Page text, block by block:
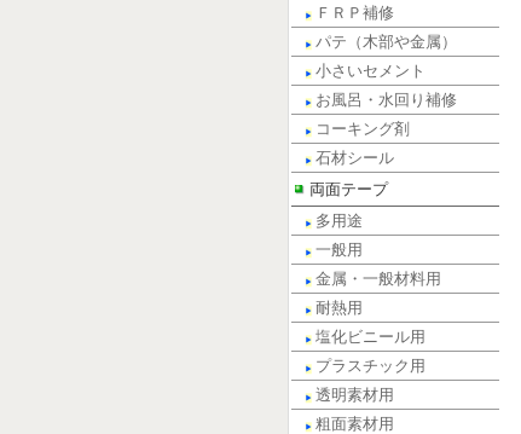
ＦＲＰ補修
パテ（木部や金属）
小さいセメント
お風呂・水回り補修
コーキング剤
石材シール
両面テープ
多用途
一般用
金属・一般材料用
耐熱用
塩化ビニール用
プラスチック用
透明素材用
粗面素材用